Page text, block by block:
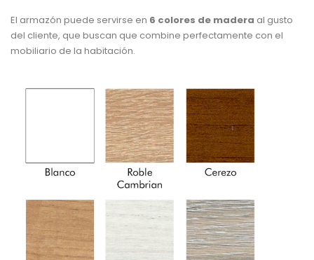
El armazón puede servirse en 6 colores de madera al gusto
del cliente, que buscan que combine perfectamente con el
mobiliario de la habitación.